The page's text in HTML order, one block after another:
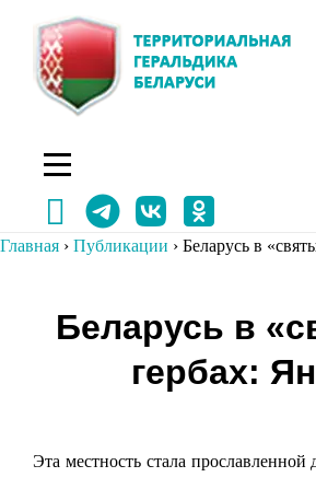
содержимому
Главная › Публикации › Беларусь в
Беларусь в
гербах:
Эта местность стала прославленной
Навигация